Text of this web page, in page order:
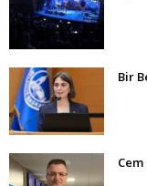
Bir
Cem